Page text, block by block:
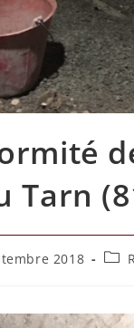
Tarn
2018